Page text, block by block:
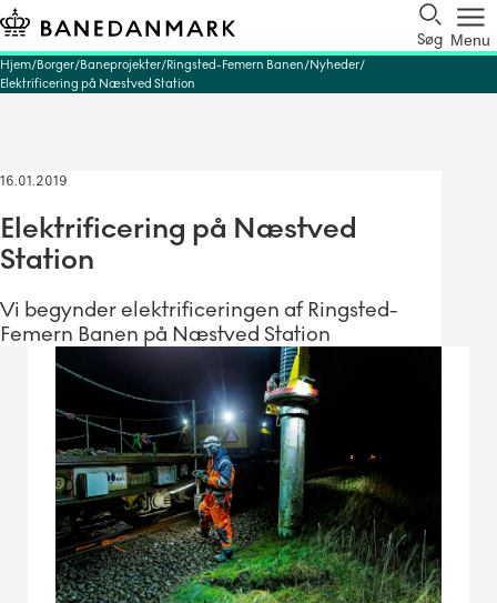
Søg Menu
Hjem Borger Baneprojekter Ringsted-Femern Banen Nyheder
Elektrificering på Næstved Station
16.01.2019
Elektrificering på Næstved
Station
Vi begynder elektrificeringen af Ringsted-
Femern Banen på Næstved Station